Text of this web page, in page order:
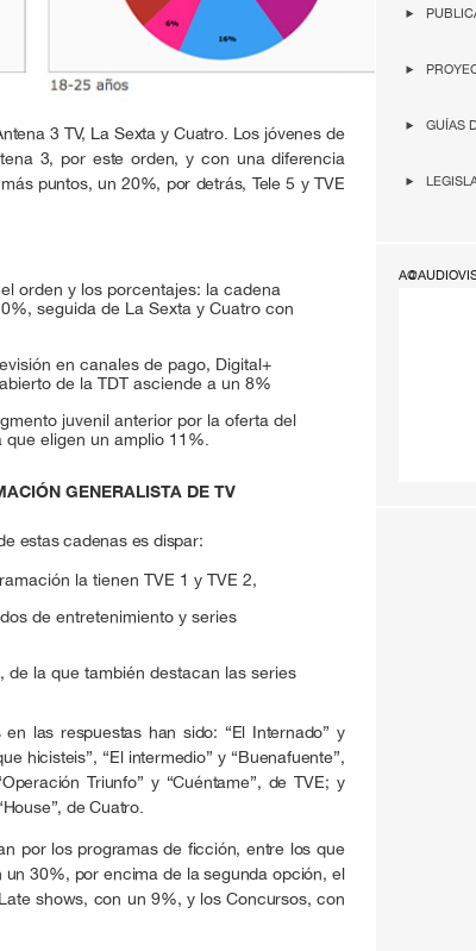
GUÍAS
3 TV, La Sexta y Cuatro. Los jóvenes de
3, por este orden, y con una diferencia
puntos, un 20%, por detrás, Tele 5 y TVE
orden y los porcentajes: la cadena
seguida de La Sexta y Cuatro con
en canales de pago, Digital+
de la TDT asciende a un 8%
juvenil anterior por la oferta del
eligen un amplio 11%.
GENERALISTA DE TV
estas cadenas es dispar:
la tienen TVE 1 y TVE 2,
de entretenimiento y series
de la que también destacan las series
las respuestas han sido: “El Internado” y
hicisteis”, “El intermedio” y “Buenafuente”,
Triunfo” y “Cuéntame”, de TVE; y
de Cuatro.
por los programas de ficción, entre los que
30%, por encima de la segunda opción, el
shows, con un 9%, y los Concursos, con